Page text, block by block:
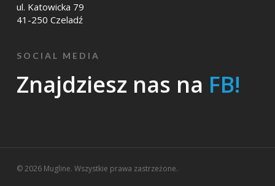
ul. Katowicka 79
41-250 Czeladź
SOCIAL MEDIA
Znajdziesz nas na FB!
© 2026 Mugline. Wszystkie prawa zastrzeżone.